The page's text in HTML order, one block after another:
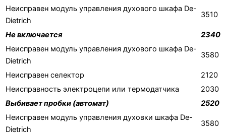
Неисправен модуль управления духового шкафа De-
Dietrich
3510
Не включается
2340
Неисправен модуль управления духового шкафа De-
Dietrich
3580
Неисправен селектор
2120
Неисправность электроцепи или термодатчика
2030
Выбивает пробки (автомат)
2520
Неисправен модуль управления духовки шкафа De-
Dietrich
3580